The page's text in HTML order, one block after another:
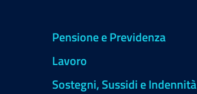
Pensione e Previdenza
Lavoro
Sostegni, Sussidi e Indennità